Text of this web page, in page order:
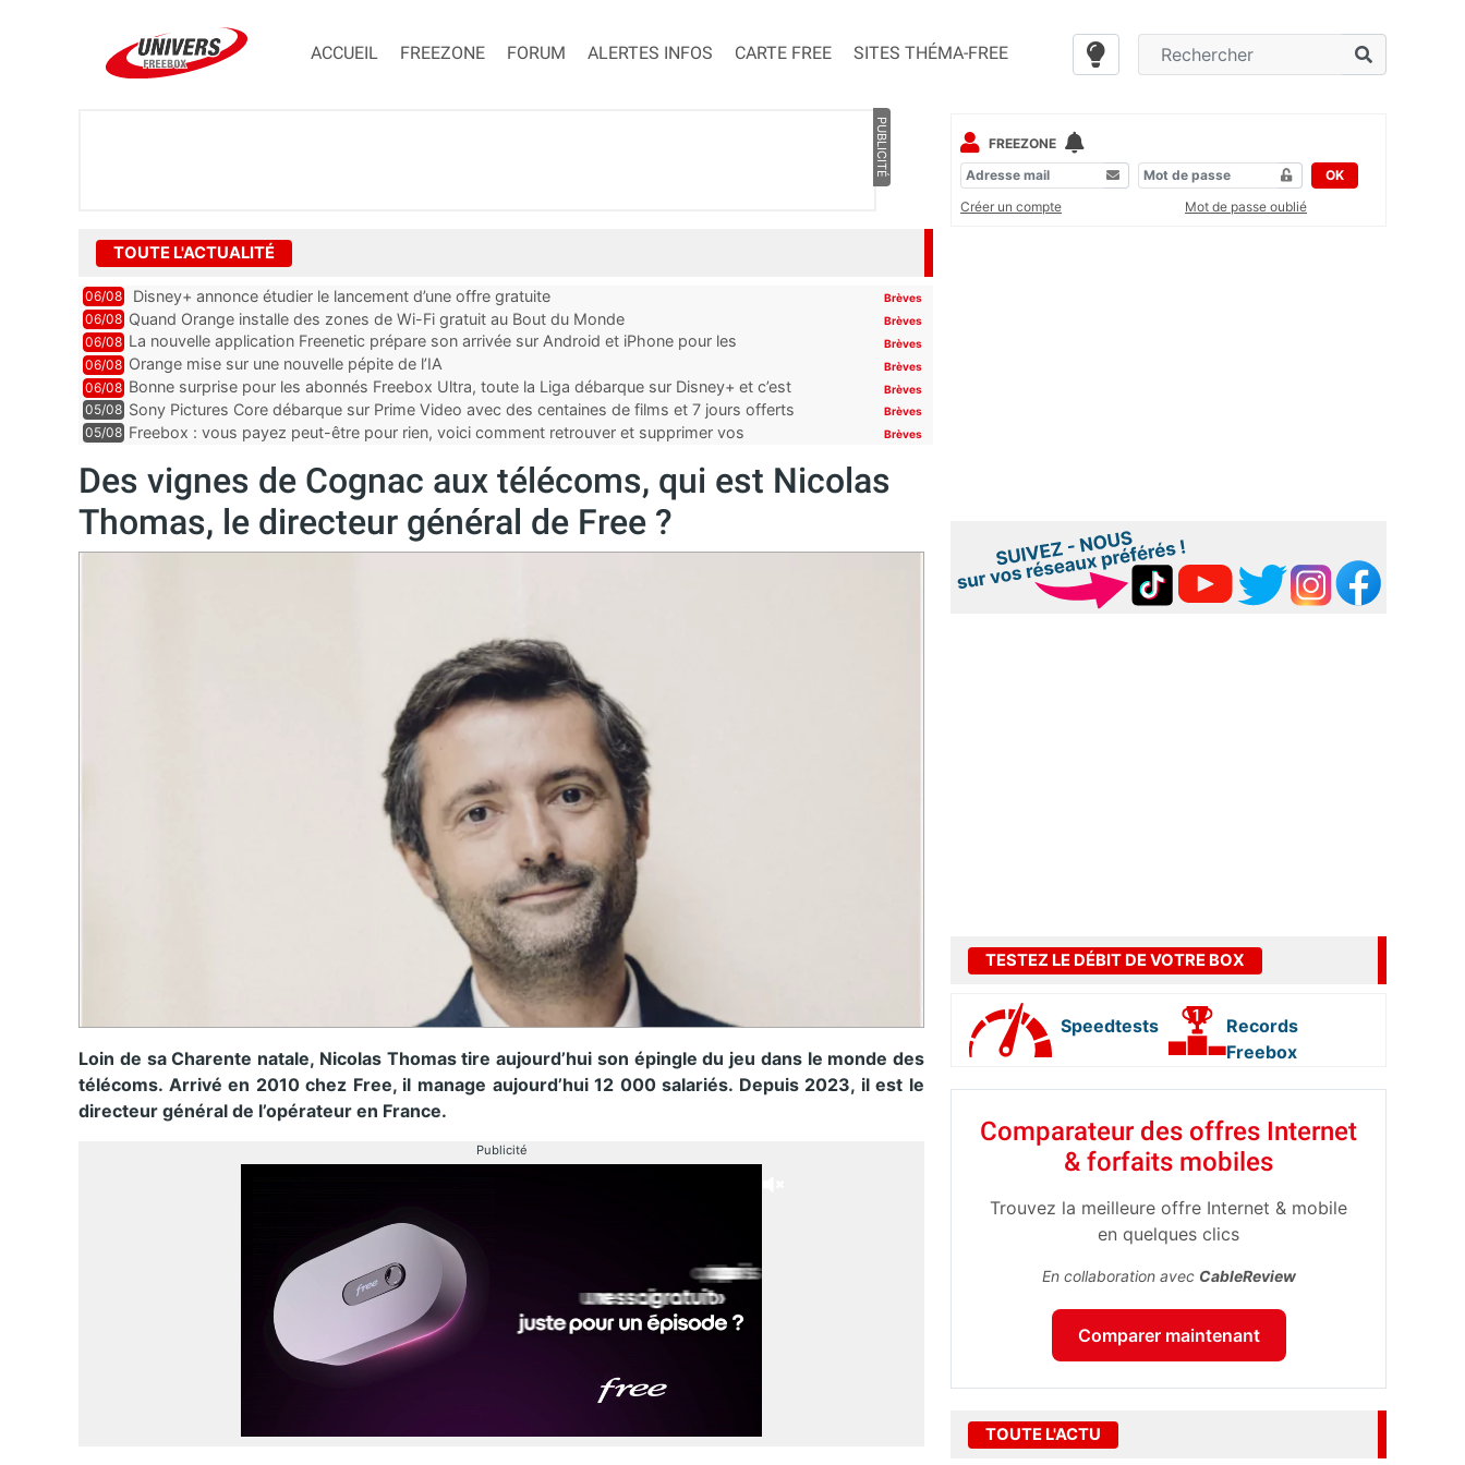
ACCUEIL FREEZONE FORUM ALERTES INFOS CARTE FREE SITES THÉMA-FREE
PUBLICITÉ
TOUTE L'ACTUALITÉ
06/08 Disney+ annonce étudier le lancement d’une offre gratuite Brèves
06/08 Quand Orange installe des zones de Wi-Fi gratuit au Bout du Monde Brèves
06/08 La nouvelle application Freenetic prépare son arrivée sur Android et iPhone pour les
abonnés Freebox, testez la
Brèves
06/08 Orange mise sur une nouvelle pépite de l’IA Brèves
06/08 Bonne surprise pour les abonnés Freebox Ultra, toute la Liga débarque sur Disney+ et c’est
inclus
Brèves
05/08 Sony Pictures Core débarque sur Prime Video avec des centaines de films et 7 jours offerts Brèves
05/08 Freebox : vous payez peut-être pour rien, voici comment retrouver et supprimer vos
Brèves
Des vignes de Cognac aux télécoms, qui est Nicolas
Thomas, le directeur général de Free ?
Loin de sa Charente natale, Nicolas Thomas tire aujourd’hui son épingle du jeu dans le monde des
télécoms. Arrivé en 2010 chez Free, il manage aujourd’hui 12 000 salariés. Depuis 2023, il est le
directeur général de l’opérateur en France.
Publicité
FREEZONE
OK
Créer un compte
Mot de passe oublié
TESTEZ LE DÉBIT DE VOTRE BOX
Speedtests
Records
Freebox
Comparateur des offres Internet
& forfaits mobiles
Trouvez la meilleure offre Internet & mobile
en quelques clics
En collaboration avec CableReview
Comparer maintenant
TOUTE L'ACTU